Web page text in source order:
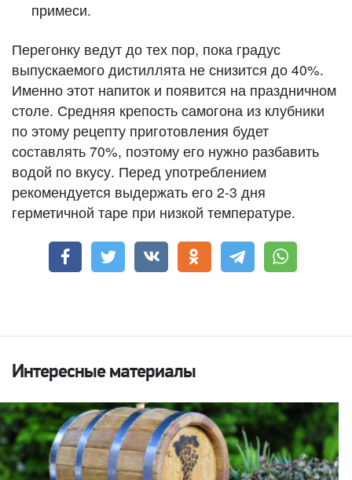
примеси.
Перегонку ведут до тех пор, пока градус
выпускаемого дистиллята не снизится до 40%.
Именно этот напиток и появится на праздничном
столе. Средняя крепость самогона из клубники
по этому рецепту приготовления будет
составлять 70%, поэтому его нужно разбавить
водой по вкусу. Перед употреблением
рекомендуется выдержать его 2-3 дня
герметичной таре при низкой температуре.
Интересные материалы